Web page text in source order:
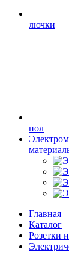
лючки
пол
Главная
Каталог
Розетки